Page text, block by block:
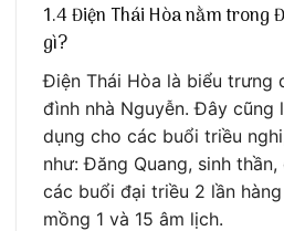
1.4 Điện Thái Hòa nằm trong
gì?
Điện Thái Hòa là biểu trưng
đình nhà Nguyễn. Đây
dụng cho các buổi triều
như: Đăng Quang, sinh
các buổi đại triều 2 lần
mồng 1 và 15 âm lịch.